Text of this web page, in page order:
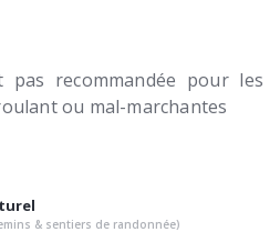
pas recommandée pour les
ou mal-marchantes
& sentiers de randonnée)